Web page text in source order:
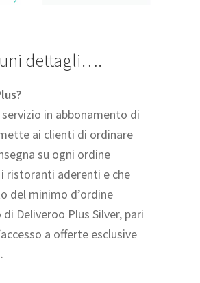
dettagli….
servizio in abbonamento di
ai clienti di ordinare
su ogni ordine
ristoranti aderenti e che
del minimo d’ordine
Deliveroo Plus Silver, pari
a offerte esclusive